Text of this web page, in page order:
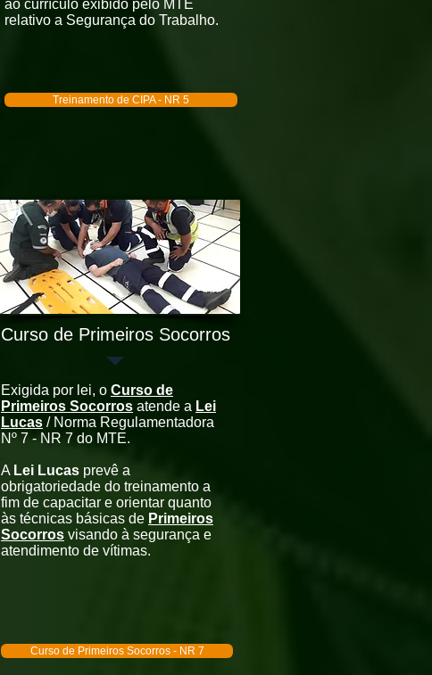
ao currículo exibido pelo MTE
relativo a Segurança do Trabalho.
Treinamento de CIPA - NR 5
Curso de Primeiros Socorros
Exigida por lei, o Curso de
Primeiros Socorros atende a Lei
Lucas / Norma Regulamentadora
Nº 7 - NR 7 do MTE.
A Lei Lucas prevê a
obrigatoriedade do treinamento a
fim de capacitar e orientar quanto
às técnicas básicas de Primeiros
Socorros visando à segurança e
atendimento de vítimas.
Curso de Primeiros Socorros - NR 7